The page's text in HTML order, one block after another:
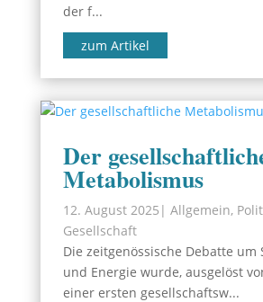
der f...
zum Artikel
Der
Metabolismus
12. August 2025 | Allgemein,
Gesellschaft
Die zeitgenössische Debatte um
und Energie wurde, ausgelöst
einer ersten gesellschaftsw...